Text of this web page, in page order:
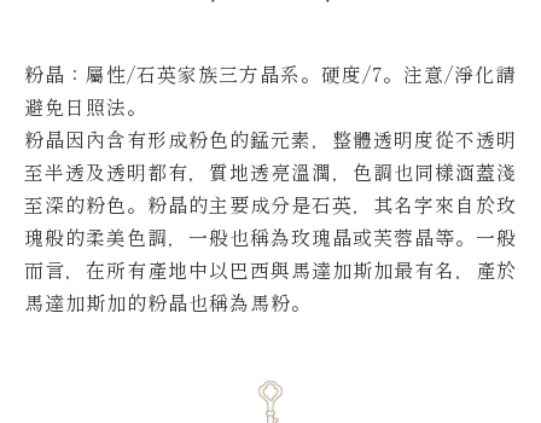
粉晶 ：屬性/石英家族三方晶系。硬度/7。 注意/淨化請
避免日照法。
粉晶因內含有形成粉色的錳元素，整體透明度從不透明
至半透及透明都有，質地透亮溫潤，色調也同樣涵蓋淺
至深的粉色。 粉晶的主要成分是石英，其名字來自於玫
瑰般的柔美色調，一般也稱為玫瑰晶或芙蓉晶等。 一般
而言，在所有產地中以巴西與馬達加斯加最有名，產於
馬達加斯加的粉晶也稱為馬粉。